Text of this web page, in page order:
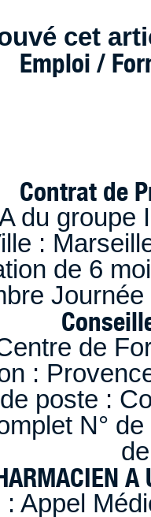
cet
Emploi /
Contrat de
du
:
de 6
de
:
poste :
N°
A
Appel